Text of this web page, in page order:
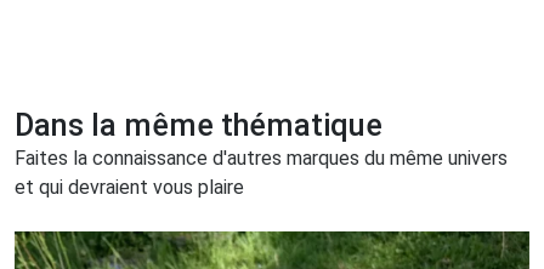
Dans la même thématique
Faites la connaissance d'autres marques du même univers
et qui devraient vous plaire